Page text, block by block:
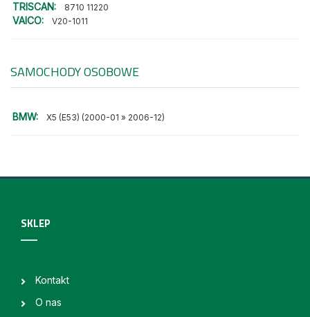
TRISCAN: 8710 11220
VAICO: V20-1011
SAMOCHODY OSOBOWE
BMW: X5 (E53) (2000-01 » 2006-12)
SKLEP
Kontakt
O nas